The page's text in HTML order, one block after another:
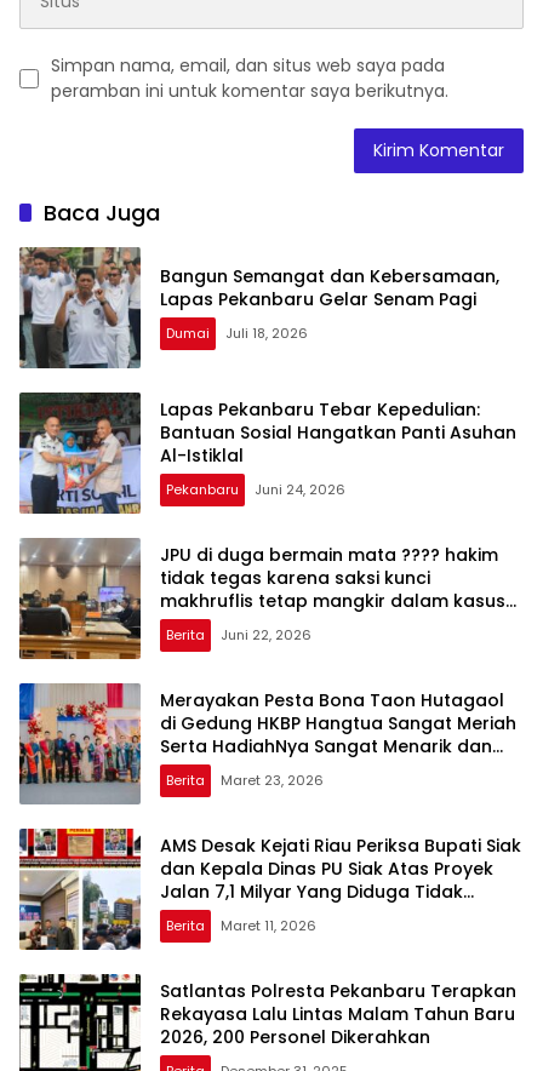
Simpan nama, email, dan situs web saya pada
peramban ini untuk komentar saya berikutnya.
Baca Juga
Bangun Semangat dan Kebersamaan,
Lapas Pekanbaru Gelar Senam Pagi
Dumai Juli 18, 2026
Lapas Pekanbaru Tebar Kepedulian:
Bantuan Sosial Hangatkan Panti Asuhan
Al-Istiklal
Pekanbaru Juni 24, 2026
JPU di duga bermain mata ???? hakim
tidak tegas karena saksi kunci
makhruflis tetap mangkir dalam kasus
korupsi SPRH rohil
Berita Juni 22, 2026
Merayakan Pesta Bona Taon Hutagaol
di Gedung HKBP Hangtua Sangat Meriah
Serta HadiahNya Sangat Menarik dan
Bagus
Berita Maret 23, 2026
AMS Desak Kejati Riau Periksa Bupati Siak
dan Kepala Dinas PU Siak Atas Proyek
Jalan 7,1 Milyar Yang Diduga Tidak
Sesuai Spek Standar SNI
Berita Maret 11, 2026
Satlantas Polresta Pekanbaru Terapkan
Rekayasa Lalu Lintas Malam Tahun Baru
2026, 200 Personel Dikerahkan